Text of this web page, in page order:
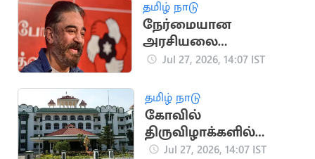
தமிழ் நாடு
நேர்மையான
அரசியலை
முன்னிறுத்தி
தொடங்கிய மநீம
Jul 27, 2026, 14:07 IST
தமிழ் நாடு
கோவில்
திருவிழாக்களில்
யாருக்கும் முதல்
Jul 27, 2026, 14:07 IST